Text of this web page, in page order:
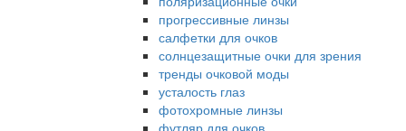
прогрессивные линзы
салфетки для очков
солнцезащитные очки для зрения
тренды очковой моды
усталость глаз
фотохромные линзы